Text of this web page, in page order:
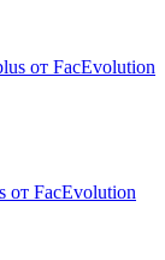
от FacEvolution